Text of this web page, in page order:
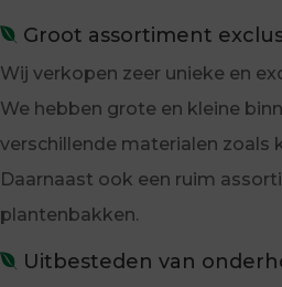
Groot assortiment
Wij verkopen zeer unieke en
We hebben grote en kleine
verschillende materialen zoals
Daarnaast ook een ruim
plantenbakken.
Uitbesteden van